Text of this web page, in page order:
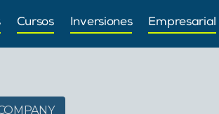
Cursos Inversiones Empresarial